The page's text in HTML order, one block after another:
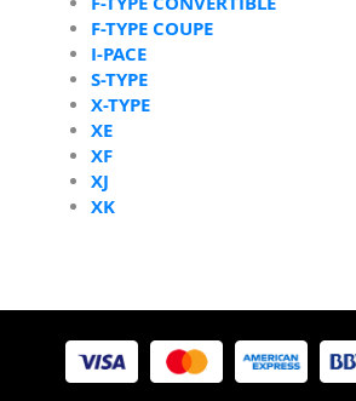
F-TYPE COUPE
I-PACE
S-TYPE
X-TYPE
XE
XF
XJ
XK